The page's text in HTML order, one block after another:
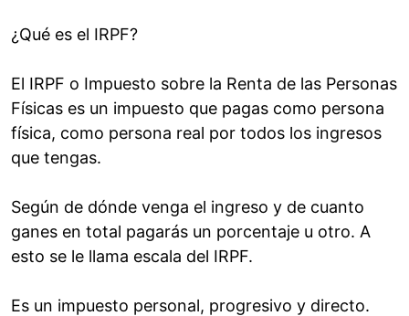
¿Qué es el IRPF?
El IRPF o Impuesto sobre la Renta de las Personas
Físicas es un impuesto que pagas como persona
física, como persona real por todos los ingresos
que tengas.
Según de dónde venga el ingreso y de cuanto
ganes en total pagarás un porcentaje u otro. A
esto se le llama escala del IRPF.
Es un impuesto personal, progresivo y directo.